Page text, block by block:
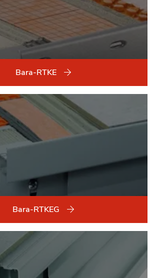
Bara-RTKE
Bara-RTKEG